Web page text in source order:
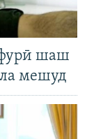
шаш
мешуд